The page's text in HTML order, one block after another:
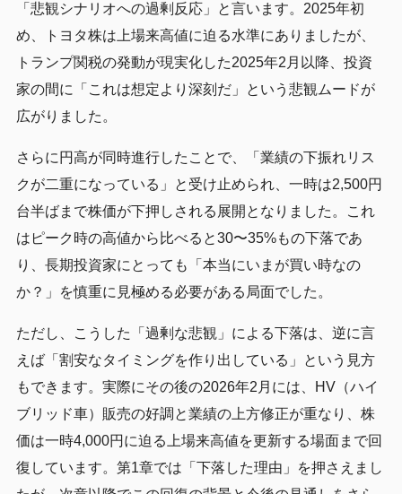
「悲観シナリオへの過剰反応」と言います。2025年初
め、トヨタ株は上場来高値に迫る水準にありましたが、
トランプ関税の発動が現実化した2025年2月以降、投資
家の間に「これは想定より深刻だ」という悲観ムードが
広がりました。
さらに円高が同時進行したことで、「業績の下振れリス
クが二重になっている」と受け止められ、一時は2,500円
台半ばまで株価が下押しされる展開となりました。これ
はピーク時の高値から比べると30〜35%もの下落であ
り、長期投資家にとっても「本当にいまが買い時なの
か？」を慎重に見極める必要がある局面でした。
ただし、こうした「過剰な悲観」による下落は、逆に言
えば「割安なタイミングを作り出している」という見方
もできます。実際にその後の2026年2月には、HV（ハイ
ブリッド車）販売の好調と業績の上方修正が重なり、株
価は一時4,000円に迫る上場来高値を更新する場面まで回
復しています。第1章では「下落した理由」を押さえまし